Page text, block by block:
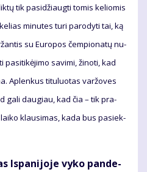
tik pa­si­džiaug­ti to­mis ke­lio­mis
mi­nu­tes tu­ri pa­ro­dy­ti tai, ką
su Eu­ro­pos čem­pio­na­tų nu­
sa­vi­mi, ži­no­ti, kad
Ap­len­kus ti­tu­luo­tas var­žo­ves
ga­li dau­giau, kad čia – tik pra­
klau­si­mas, ka­da bus pa­siek­
Is­pa­ni­jo­je vy­ko pan­de­